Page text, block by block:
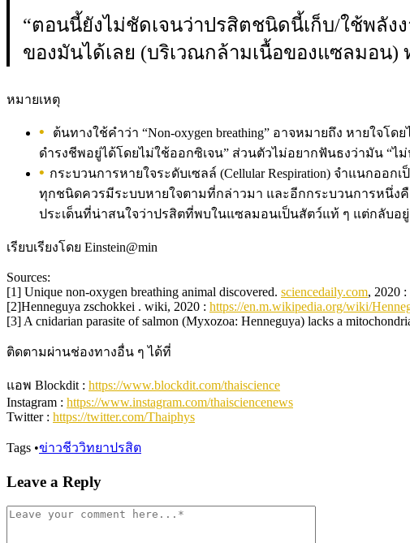
“ตอนนี้ยังไม่ชัดเจนว่าปรสิตชนิดนี้เก็บ/ใช้พลัง
ของมันได้เลย (บริเวณกล้ามเนื้อของแซลมอน)
หมายเหตุ
ต้นทางใช้คำว่า “Non-oxygen breathing” อาจหมายถึง หายใ
ดำรงชีพอยู่ได้โดยไม่ใช้ออกซิเจน” ส่วนตัวไม่อยากฟันธงว่ามัน “ไม่
กระบวนการหายใจระดับเซลล์ (Cellular Respiration) จำแนกออ
ทุกชนิดควรมีระบบหายใจตามที่กล่าวมา และอีกกระบวนการหนึ่งคื
ประเด็นที่น่าสนใจว่าปรสิตที่พบในแซลมอนเป็นสัตว์แท้ ๆ แต่กลับอ
เรียบเรียงโดย Einstein@min
Sources:
[1] Unique non-oxygen breathing animal discovered. sciencedaily.com, 2020 :
[2]Henneguya zschokkei . wiki, 2020 : https://en.m.wikipedia.org/wiki/
[3] A cnidarian parasite of salmon (Myxozoa: Henneguya) lacks a
ติดตามผ่านช่องทางอื่น ๆ ได้ที่
แอพ Blockdit : https://www.blockdit.com/thaiscience
Instagram : https://www.instagram.com/thaisciencenews
Twitter : https://twitter.com/Thaiphys
Tags •ข่าวชีววิทยาปรสิต
Leave a Reply